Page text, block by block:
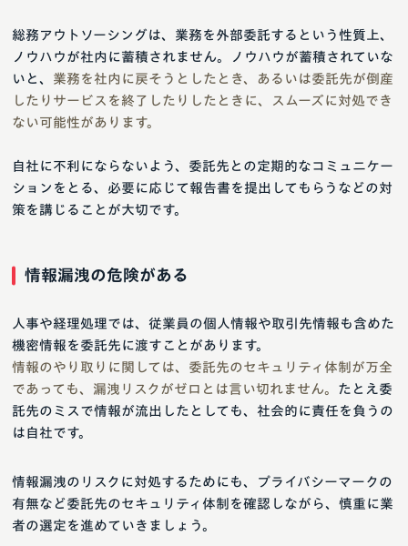
総務アウトソーシングは、業務を外部委託するという性質上、
ノウハウが社内に蓄積されません。ノウハウが蓄積されていな
いと、 業務を社内に戻そうとしたとき、あるいは委託先が倒産
したりサービスを終了したりしたときに、スムーズに対処でき
ない可能性があります。
自社に不利にならないよう、委託先との定期的なコミュニケー
ションをとる、必要に応じて報告書を提出してもらうなどの対
策を講じることが大切です。
情報漏洩の危険がある
人事や経理処理では、従業員の個人情報や取引先情報も含めた
機密情報を委託先に渡すことがあります。
情報のやり取りに関しては、委託先のセキュリティ体制が万全
であっても、漏洩リスクがゼロとは言い切れません。 たとえ委
託先のミスで情報が流出したとしても、社会的に責任を負うの
は自社です。
情報漏洩のリスクに対処するためにも、プライバシーマークの
有無など委託先のセキュリティ体制を確認しながら、慎重に業
者の選定を進めていきましょう。